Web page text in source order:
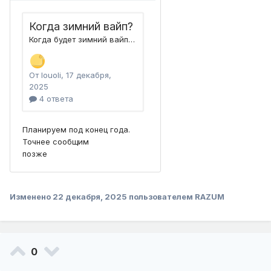
Изменено 22 декабря, 2025 пользователем RAZUM
0